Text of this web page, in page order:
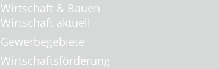
Wirtschaft & Bauen
Wirtschaft aktuell
Gewerbegebiete
Wirtschaftsförderung